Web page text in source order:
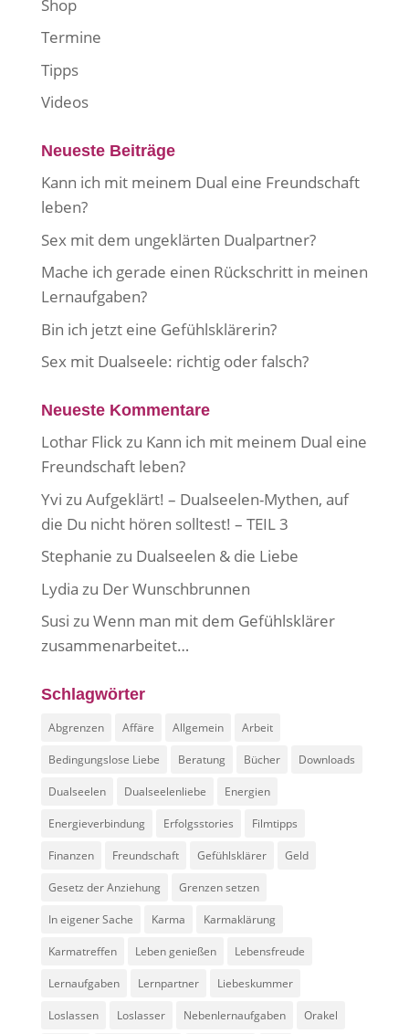
Shop
Termine
Tipps
Videos
Neueste Beiträge
Kann ich mit meinem Dual eine Freundschaft
leben?
Sex mit dem ungeklärten Dualpartner?
Mache ich gerade einen Rückschritt in meinen
Lernaufgaben?
Bin ich jetzt eine Gefühlsklärerin?
Sex mit Dualseele: richtig oder falsch?
Neueste Kommentare
Lothar Flickzu Kann ich mit meinem Dual eine
Freundschaft leben?
Yvi zu Aufgeklärt! – Dualseelen-Mythen, auf
die Du nicht hören solltest! – TEIL 3
Stephanie zu Dualseelen & die Liebe
Lydia zu Der Wunschbrunnen
Susi zu Wenn man mit dem Gefühlsklärer
zusammenarbeitet…
Schlagwörter
Abgrenzen Affäre Allgemein Arbeit
Bedingungslose Liebe Beratung Bücher Downloads
Dualseelen Dualseelenliebe Energien
Energieverbindung Erfolgsstories Filmtipps
Finanzen Freundschaft Gefühlsklärer Geld
Gesetz der Anziehung Grenzen setzen
In eigener Sache Karma Karmaklärung
Karmatreffen Leben genießen Lebensfreude
Lernaufgaben Lernpartner Liebeskummer
Loslassen Loslasser Nebenlernaufgaben Orakel